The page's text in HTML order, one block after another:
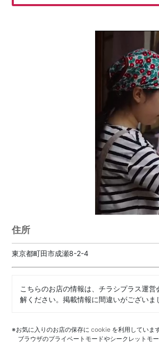
住所
東京都町田市成瀬8-2-4
こちらのお店の情報は、チラシプラス運
解ください。掲載情報に間違いがございま
※お気に入りのお店の保存に cookie を利用しています
ブラウザのプライベートモードやシークレットモ